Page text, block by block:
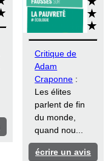
Critique de
Adam
Craponne :
Les élites
parlent de fin
du monde,
quand nou...
écrire un avis